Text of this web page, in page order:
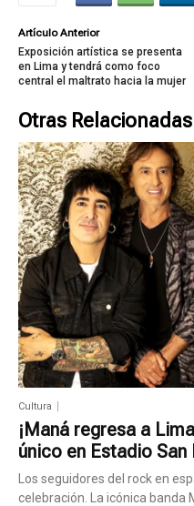
Artículo Anterior
Exposición artística se presenta
en Lima y tendrá como foco
central el maltrato hacia la mujer
Otras Relacionadas
Cultura
¡Maná regresa a
único en Estadio
Los seguidores del rock en
celebración. La icónica banda